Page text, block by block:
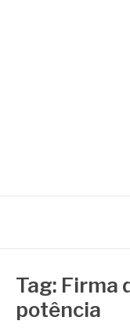
Tag: Firma
potência